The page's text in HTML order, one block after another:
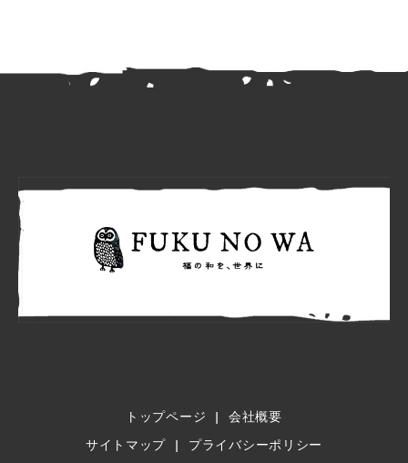
トップページ
会社概要
サイトマップ
プライバシーポリシー